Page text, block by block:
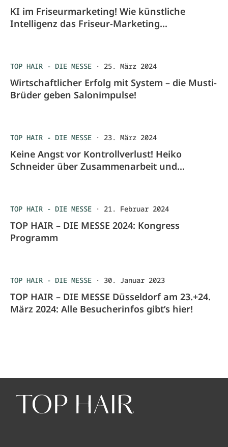
KI im Friseurmarketing! Wie künstliche
Intelligenz das Friseur-Marketing
TOP HAIR - DIE MESSE · 25. März 2024
Wirtschaftlicher Erfolg mit System – die Musti-
Brüder geben Salonimpulse!
TOP HAIR - DIE MESSE · 23. März 2024
Keine Angst vor Kontrollverlust! Heiko
Schneider über Zusammenarbeit und
TOP HAIR - DIE MESSE · 21. Februar 2024
TOP HAIR – DIE MESSE 2024: Kongress
Programm
TOP HAIR - DIE MESSE · 30. Januar 2023
TOP HAIR – DIE MESSE Düsseldorf am 23.+24.
März 2024: Alle Besucherinfos gibt’s hier!